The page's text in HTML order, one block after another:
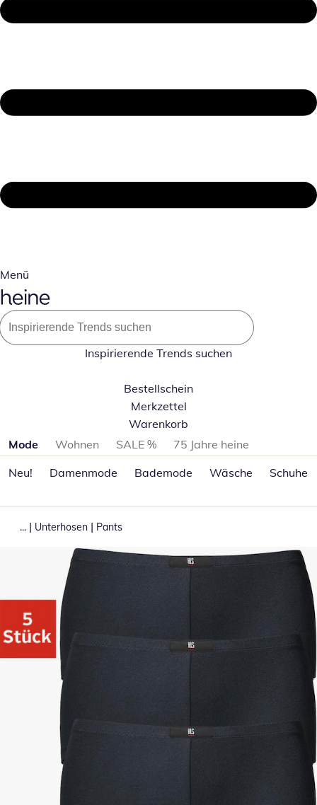
Menü
Inspirierende Trends suchen
Bestellschein
Merkzettel
Warenkorb
Produktkategorien überspringen
Mode Wohnen SALE %
75 Jahre heine
Neu!
Damenmode Bademode Wäsche Schuhe
... | Unterhosen | Pants